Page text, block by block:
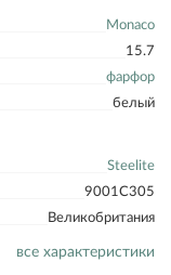
Monaco
15.7
фарфор
белый
Steelite
9001C305
Великобритания
все характеристики